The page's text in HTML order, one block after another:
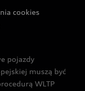
w
cookies
pojazdy
muszą być
WLTP